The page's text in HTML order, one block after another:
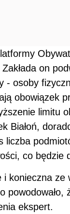
on
- osoby
obowiązek
limitu
Białoń,
liczba
co będzie
konieczna ze
ekspert.